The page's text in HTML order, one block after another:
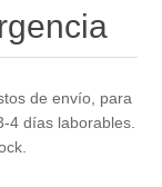
de envío, para
4 días laborables.